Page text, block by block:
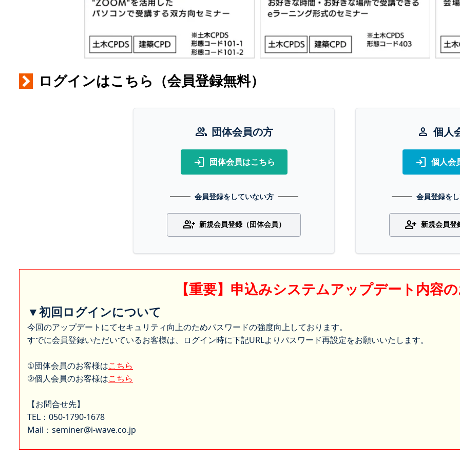
ログインはこちら（会員登録無料）
group 団体会員の方
login 団体会員はこちら
会員登録をしていない方
group_add 新規会員登録（団体会員）
person 個人
login 個人会
会員登録を
person_add 新規会員登
【重要】申込みシステムアップデート内容
▼初回ログインについて
今回のアップデートにてセキュリティ向上のためパスワードの強度向上しております。
すでに会員登録いただいているお客様は、ログイン時に下記URLよりパスワード再設定をお願いいたします。
①団体会員のお客様はこちら
②個人会員のお客様はこちら
【お問合せ先】
TEL：050-1790-1678
Mail：seminer@i-wave.co.jp